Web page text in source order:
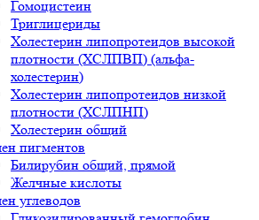
Гомоцистеин
Триглицериды
Холестерин липопротеидов высокой
плотности (ХСЛПВП) (альфа-
холестерин)
Холестерин липопротеидов низкой
плотности (ХСЛПНП)
Холестерин общий
пигментов
Билирубин общий, прямой
Желчные кислоты
углеводов